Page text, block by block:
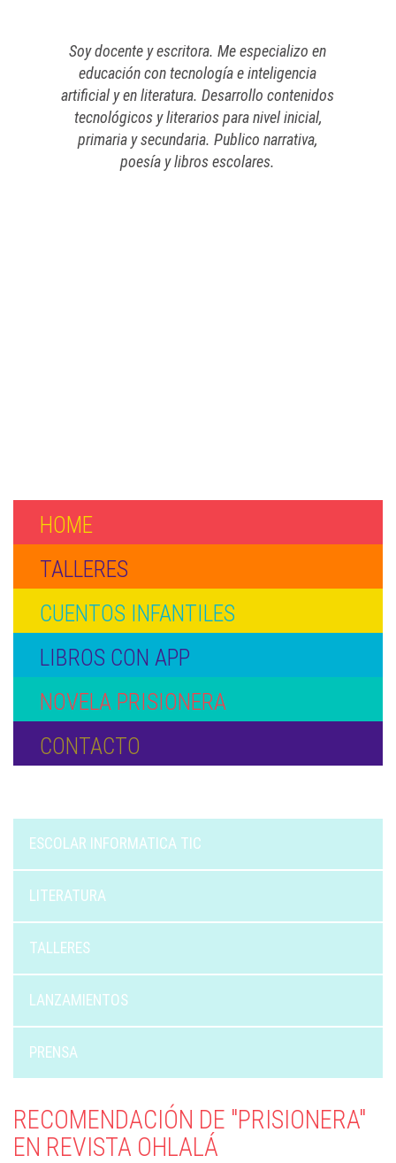
Soy docente y escritora. Me especializo en
educación con tecnología e inteligencia
artificial y en literatura. Desarrollo contenidos
tecnológicos y literarios para nivel inicial,
primaria y secundaria. Publico narrativa,
poesía y libros escolares.
HOME
TALLERES
CUENTOS INFANTILES
LIBROS CON APP
NOVELA PRISIONERA
CONTACTO
ESCOLAR INFORMATICA TIC
LITERATURA
TALLERES
LANZAMIENTOS
PRENSA
RECOMENDACIÓN DE "PRISIONERA"
EN REVISTA OHLALÁ